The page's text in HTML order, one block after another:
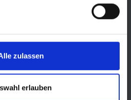
zulassen
erlauben